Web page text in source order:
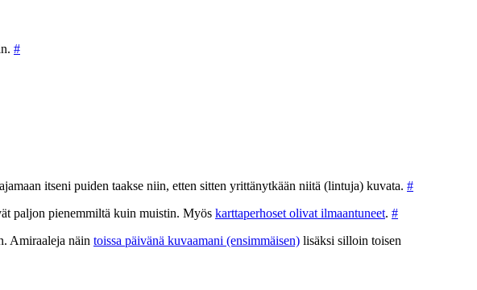
#
itseni puiden taakse niin, etten sitten yrittänytkään niitä (lintuja) kuvata. #
paljon pienemmiltä kuin muistin. Myös karttaperhoset olivat ilmaantuneet. #
Amiraaleja näin toissa päivänä kuvaamani (ensimmäisen) lisäksi silloin toisen